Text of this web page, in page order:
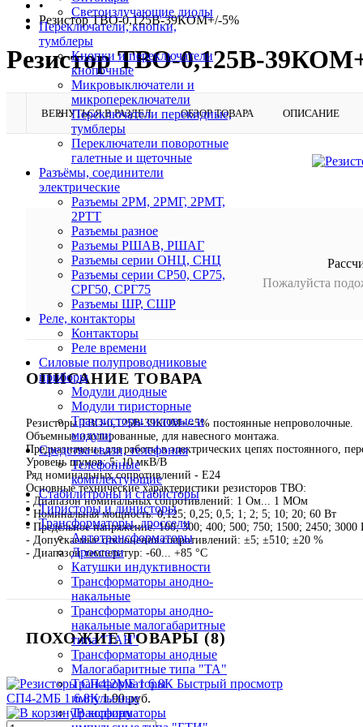
Светоизлучающие диоды
Переключатели, кнопки,
тумблеры
Кнопки и переключатели
кнопочные
Микровыключатели и
микропереключатели
Переключатели перекидные,
тумблеры
Переключатели поворотные
галетные и щеточные
Разъёмы, соединители
электрические
Разъемы 2РМ, 2РМГ, 2РМТ,
2РТТ
Разъемы разное
Разъемы РШАВ, РШАГ
Разъемы серии ОНЦ, СНЦ
Разъемы серии СР50, СР75,
СРГ50, СРГ75
Разъемы ШР, СШР
Реле, контакторы
Контакторы
Реле времени
Силовые полупроводниковые
приборы
Модули диодные
Модули тиристорные
Транзисторы силовые и
модули
Средства связи, телефония
Телефонные
комплектующие
Стабилитроны и стабисторы
Тиристоры и динисторы
Трансформаторы, дроссели
Автотрансформаторы
Дроссели
Катушки индуктивности
Трансформаторы анодно-
накальные
Трансформаторы анодно-
накальные малогабаритные
типа "ТАН"
Трансформаторы анодные
Малогабаритные типа "ТА"
Трансформаторы
импульсные
Трансформаторы
•
Резистор ТВО-0,125В-39КОМ+/-5%
Резистор ТВО-0,125В-
ВЕРНУТЬСЯ В РАЗДЕЛ ОБЗОР ТОВАРА ОПИСАНИЕ
Пожалуйста
ОПИСАНИЕ ТОВАРА
Резисторы ТВО-0,125В-39КОМ+/-5% постоянные непроволочные.
Объемные изолированные, для навесного монтажа.
Предназначены для работы в электрических цепях постоянного,
Уровень шумов: 5; 10 мкВ/В
Ряд номинальных сопротивлений - Е24
Основные технические характеристики резисторов ТВО:
- Диапазон номинальных сопротивлений: 1 Ом... 1 МОм
- Номинальная мощность: 0,125; 0,25; 0,5; 1; 2; 5; 10; 20; 60 Вт
- Предельное напряжение: 100; 300; 400; 500; 750; 1500; 2450; 3000
- Допускаемые отклонения сопротивлений: ±5; ±510; ±20 %
- Диапазон температур: -60... +85 °С
ПОХОЖИЕ ТОВАРЫ (8)
Быстрый просмотр
СП4-2МБ 1 6.8К 1.90 руб.
В корзину